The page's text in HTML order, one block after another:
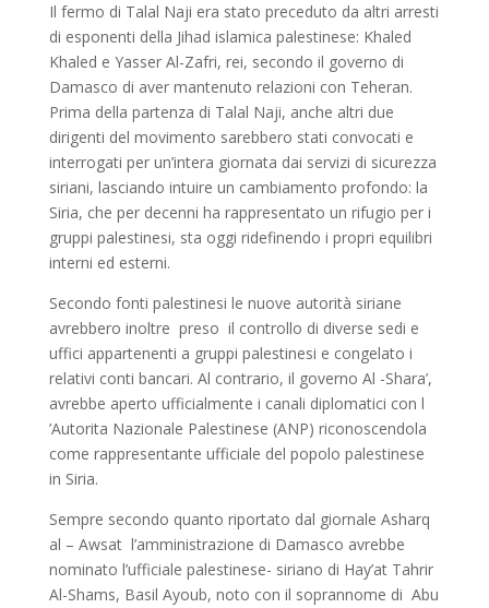
Il fermo di Talal Naji era stato preceduto da altri arresti
di esponenti della Jihad islamica palestinese: Khaled
Khaled e Yasser Al-Zafri, rei, secondo il governo di
Damasco di aver mantenuto relazioni con Teheran.
Prima della partenza di Talal Naji, anche altri due
dirigenti del movimento sarebbero stati convocati e
interrogati per un’intera giornata dai servizi di sicurezza
siriani, lasciando intuire un cambiamento profondo: la
Siria, che per decenni ha rappresentato un rifugio per i
gruppi palestinesi, sta oggi ridefinendo i propri equilibri
interni ed esterni.
Secondo fonti palestinesi le nuove autorità siriane
avrebbero inoltre preso il controllo di diverse sedi e
uffici appartenenti a gruppi palestinesi e congelato i
relativi conti bancari. Al contrario, il governo Al -Shara’,
avrebbe aperto ufficialmente i canali diplomatici con l
’Autorita Nazionale Palestinese (ANP) riconoscendola
come rappresentante ufficiale del popolo palestinese
in Siria.
Sempre secondo quanto riportato dal giornale Asharq
al – Awsat l’amministrazione di Damasco avrebbe
nominato l’ufficiale palestinese- siriano di Hay’at Tahrir
Al-Shams, Basil Ayoub, noto con il soprannome di Abu